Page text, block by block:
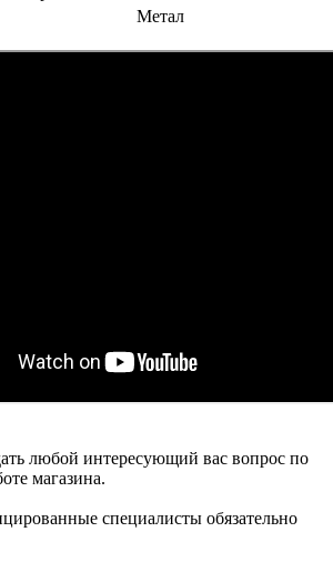
Метал
любой интересующий вас вопрос по
магазина.
специалисты обязательно